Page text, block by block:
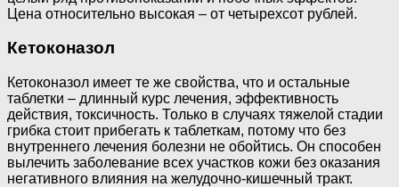
Цена относительно высокая – от четырехсот рублей.
Кетоконазол
Кетоконазол имеет те же свойства, что и остальные
таблетки – длинный курс лечения, эффективность
действия, токсичность. Только в случаях тяжелой стадии
грибка стоит прибегать к таблеткам, потому что без
внутреннего лечения болезни не обойтись. Он способен
вылечить заболевание всех участков кожи без оказания
негативного влияния на желудочно-кишечный тракт.